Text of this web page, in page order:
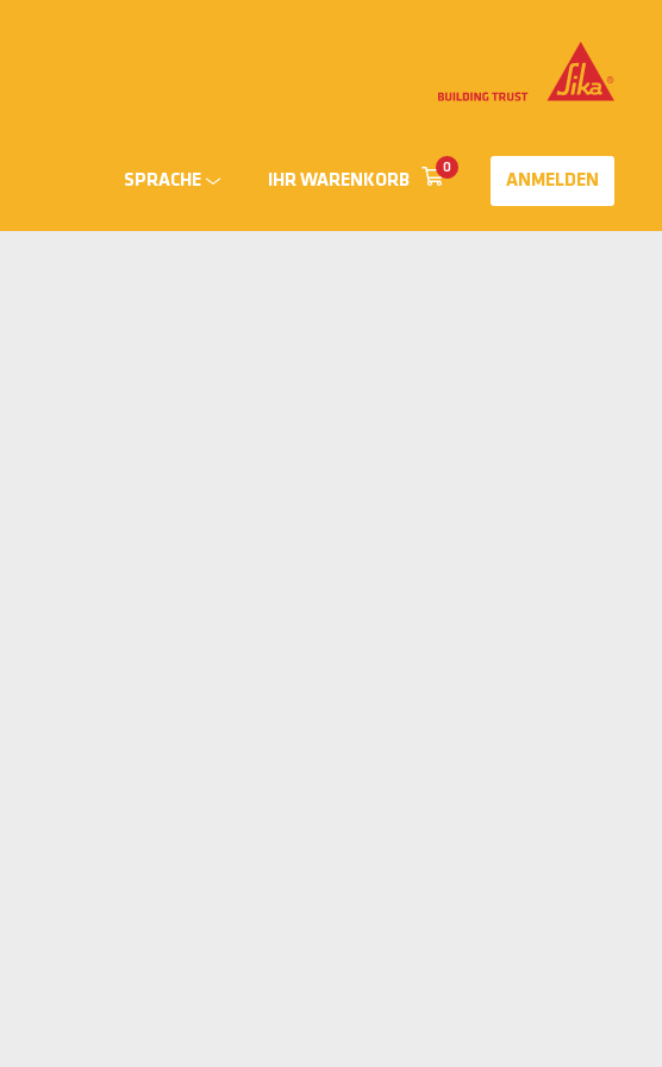
SPRACHE IHR WARENKORB
0
ANMELDEN